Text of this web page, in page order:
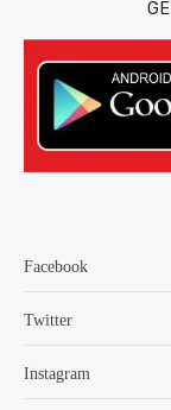
Facebook
Twitter
Instagram